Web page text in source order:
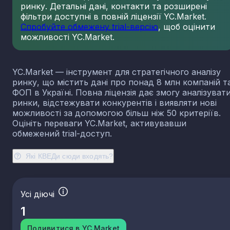
Які КВЕДи сюди входять?
ринку. Детальні дані, контакти та розширені
фільтри доступні в повній ліцензії YC.Market.
Спробуйте обмежену trial-версію, щоб оцінити
можливості YC.Market.
YC.Market — інструмент для стратегічного аналізу
ринку, що містить дані про понад 8 млн компаній
ФОП в Україні. Повна ліцензія дає змогу
ринки, відстежувати конкурентів і виявляти нові
можливості за допомогою більш ніж 50 критеріїв.
Оцініть переваги YC.Market, активувавши
обмежений trial-доступ.
Усі діючі
1
Подивитися в YC.Market
23.13 Виробництво порожнистого скла
23.14 Виробництво скловолокна
23.19 Виробництво й оброблення інших скляних
23.31 Виробництво керамічних плиток і плит
23.32 Виробництво цегли, черепиці та інших
виробів із випаленої глини
23.41
Виробництво господарських і декоративних
керамічних виробів
23.42
Виробництво керамічних санітарно-технічних
23.43 Виробництво керамічних електроізоляторів та
ізоляційної арматури
призначення
23.49 Виробництво інших керамічних виробів
23.52 Виробництво вапна та гіпсових сумішей